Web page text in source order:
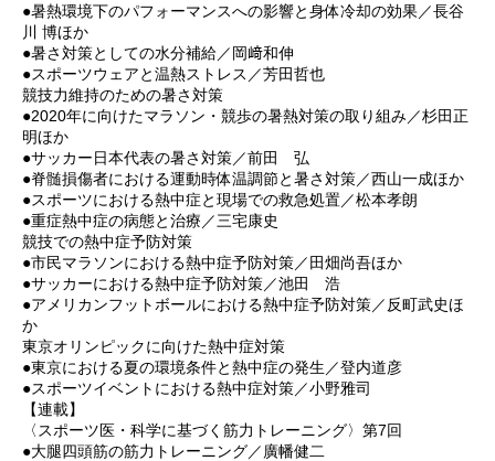
●暑熱環境下のパフォーマンスへの影響と身体冷却の効果／長谷
川 博ほか
●暑さ対策としての水分補給／岡﨑和伸
●スポーツウェアと温熱ストレス／芳田哲也
競技力維持のための暑さ対策
●2020年に向けたマラソン・競歩の暑熱対策の取り組み／杉田正
明ほか
●サッカー日本代表の暑さ対策／前田 弘
●脊髄損傷者における運動時体温調節と暑さ対策／西山一成ほか
●スポーツにおける熱中症と現場での救急処置／松本孝朗
●重症熱中症の病態と治療／三宅康史
競技での熱中症予防対策
●市民マラソンにおける熱中症予防対策／田畑尚吾ほか
●サッカーにおける熱中症予防対策／池田 浩
●アメリカンフットボールにおける熱中症予防対策／反町武史ほ
か
東京オリンピックに向けた熱中症対策
●東京における夏の環境条件と熱中症の発生／登内道彦
●スポーツイベントにおける熱中症対策／小野雅司
【連載】
〈スポーツ医・科学に基づく筋力トレーニング〉第7回
●大腿四頭筋の筋力トレーニング／廣幡健二